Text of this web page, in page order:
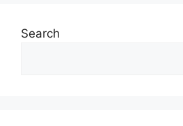
Search